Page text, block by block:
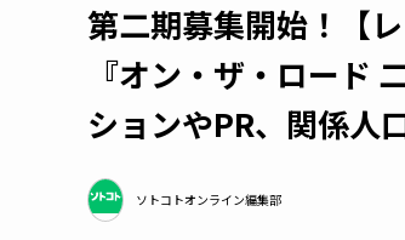
第二期募集開始！【
『オン・ザ・ロード
ションやPR、関係人
ソトコトオンライン編集部